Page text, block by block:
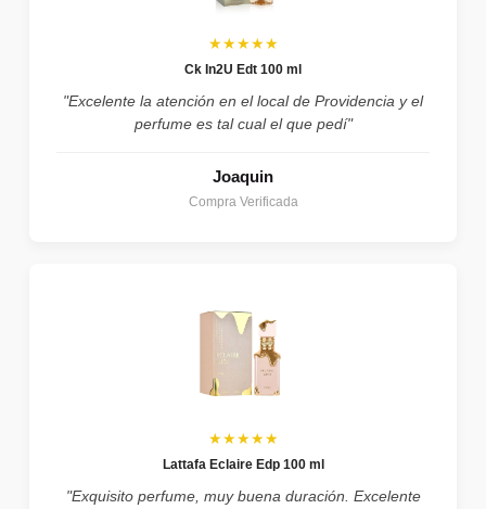
★★★★★
Ck In2U Edt 100 ml
"Excelente la atención en el local de Providencia y el
perfume es tal cual el que pedí"
Joaquin
Compra Verificada
★★★★★
Lattafa Eclaire Edp 100 ml
"Exquisito perfume, muy buena duración. Excelente